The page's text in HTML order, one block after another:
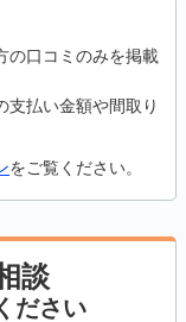
の口コミのみを掲載
支払い金額や間取り
をご覧ください。
談
ださい